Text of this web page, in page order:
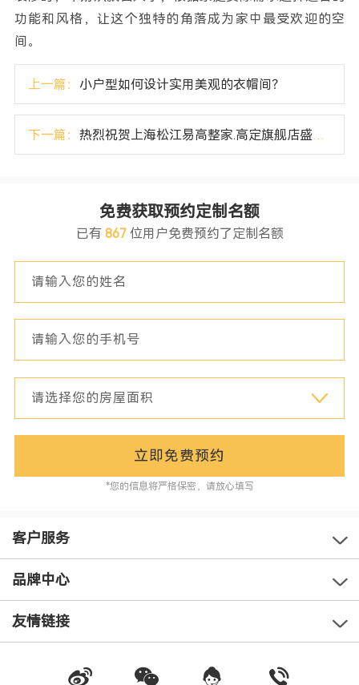
功能和风格，让这个独特的角落成为家中最受欢迎的空
间。
上一篇： 小户型如何设计实用美观的衣帽间？
下一篇：热烈祝贺上海松江易高整家.高定旗舰店盛大开业！
免费获取预约定制名额
已有 867位用户免费预约了定制名额
立即免费预约
*您的信息将严格保密，请放心填写
客户服务
品牌中心
友情链接